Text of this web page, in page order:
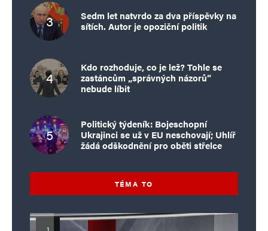
Sedm let natvrdo za dva příspěvky na
sítích. Autor je opoziční politik
Kdo rozhoduje, co je lež? Tohle se
zastáncům „správných názorů“
nebude líbit
Politický týdeník: Bojeschopní
Ukrajinci se už v EU neschovají; Uhlíř
žádá odškodnění pro oběti střelce
TÉMA TO